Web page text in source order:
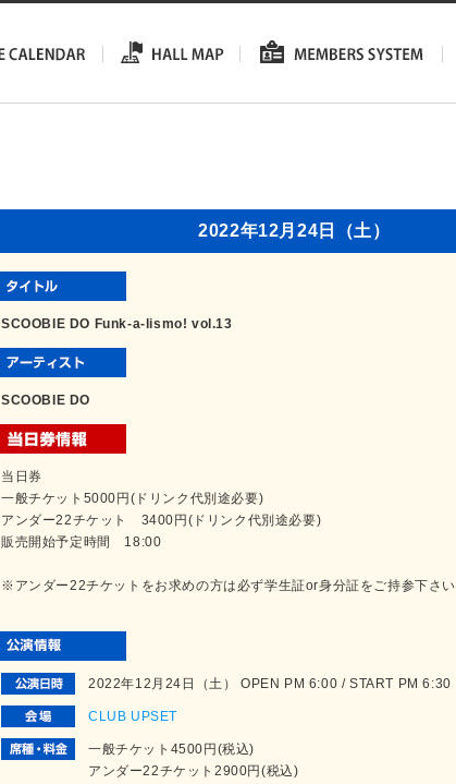
2022年12月24日（土）
SCOOBIE DO Funk-a-lismo! vol.13
SCOOBIE DO
当日券
一般チケット5000円(ドリンク代別途必要)
アンダー22チケット 3400円(ドリンク代別途必要)
販売開始予定時間 18:00
※アンダー22チケットをお求めの方は必ず学生証or身分証をご持参下さい
2022年12月24日（土） OPEN PM 6:00 / START PM 6:30
CLUB UPSET
一般チケット4500円(税込)
アンダー22チケット2900円(税込)